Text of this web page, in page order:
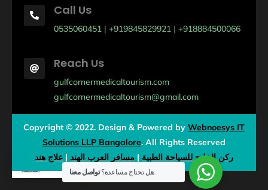
EN
 Call Us
0535060451 | +919845829921 | +918884500066
 Reach Us
gulfcornermedicaltourism.com
gulfcornermedicaltourism@gmail.com
Copyright © 2022. Design & Powered by Webnoesys IT
Solutions LLP Bangalore. All Rights Reserved
ركن الخليج للسياحة الطبية | مسافر العرب الهند | علاج هند
هل تحتاج مساعدة؟تواصل معنا